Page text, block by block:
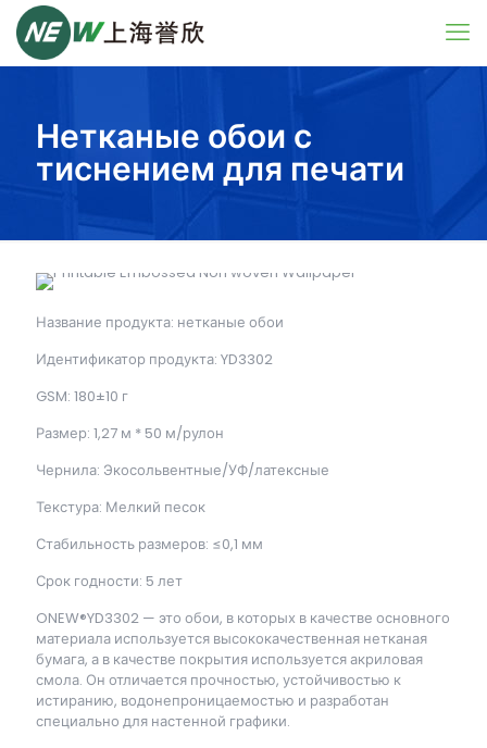
Нетканые обои с
тиснением для печати
Название продукта: нетканые обои
Идентификатор продукта: YD3302
GSM: 180±10 г
Размер: 1,27 м * 50 м/рулон
Чернила: Экосольвентные/УФ/латексные
Текстура: Мелкий песок
Стабильность размеров: ≤0,1 мм
Срок годности: 5 лет
ONEW®YD3302 — это обои, в которых в качестве основного
материала используется высококачественная нетканая
бумага, а в качестве покрытия используется акриловая
смола. Он отличается прочностью, устойчивостью к
истиранию, водонепроницаемостью и разработан
специально для настенной графики.